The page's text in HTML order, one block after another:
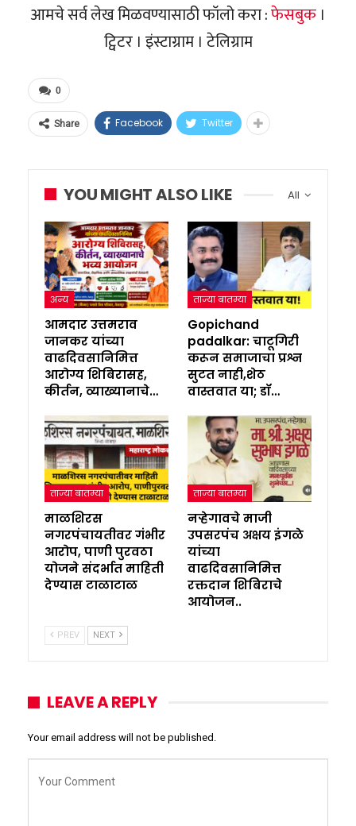
आमचे सर्व लेख मिळवण्यासाठी फॉलो करा :फेसबुक ।
ट्विटर । इंस्टाग्राम । टेलिग्राम
0
Share Facebook Twitter
All
YOU MIGHT ALSO LIKE
अन्य
आमदार उत्तमराव
जानकर यांच्या
वाढदिवसानिमित्त
आरोग्य शिबिरासह,
कीर्तन, व्याख्यानाचे…
ताज्या बातम्या
Gopichand
padalkar: चाटूगिरी
करून समाजाचा प्रश्न
सुटत नाही,शेठ
वास्तवात या; डॉ…
ताज्या बातम्या
माळशिरस
नगरपंचायतीवर गंभीर
आरोप, पाणी पुरवठा
योजने संदर्भात माहिती
देण्यास टाळाटाळ
ताज्या बातम्या
नऱ्हेगावचे माजी
उपसरपंच अक्षय इंगळे
यांच्या
वाढदिवसानिमित्त
रक्तदान शिबिराचे
आयोजन..
PREV NEXT
LEAVE A REPLY
Your email address will not be published.